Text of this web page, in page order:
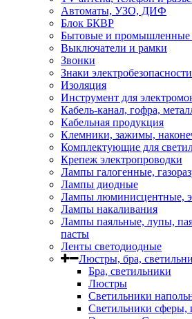
Автоматы, УЗО, ДИФ
Блок БКВР
Бытовые и промышленные
Выключатели и рамки
Звонки
Знаки электробезопасности
Изоляция
Инструмент для
Кабель-канал, гофра,
Кабельная продукция
Клемники, зажимы,
Комплектующие для
Крепеж электропроводки
Лампы галогенные,
Лампы диодные
Лампы люминисцентные,
Лампы накаливания
Лампы паяльные, лупы,
пасты
Ленты светодиодные
Люстры, бра,
Бра, светильники
Люстры
Светильники
Светильники сферы,